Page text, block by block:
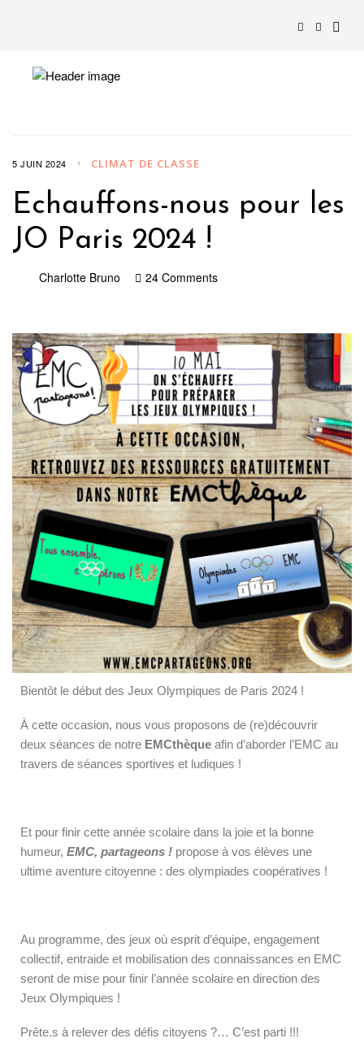
5 JUIN 2024 CLIMAT DE CLASSE
Echauffons-nous pour les
JO Paris 2024 !
Charlotte Bruno 24 Comments
Bientôt le début des Jeux Olympiques de Paris 2024 !
À cette occasion, nous vous proposons de (re)découvrir
deux séances de notre EMCthèque afin d’aborder l’EMC au
travers de séances sportives et ludiques !
Et pour finir cette année scolaire dans la joie et la bonne
humeur, EMC, partageons ! propose à vos élèves une
ultime aventure citoyenne : des olympiades coopératives !
Au programme, des jeux où esprit d’équipe, engagement
collectif, entraide et mobilisation des connaissances en EMC
seront de mise pour finir l’année scolaire en direction des
Jeux Olympiques !
Prête.s à relever des défis citoyens ?… C’est parti !!!